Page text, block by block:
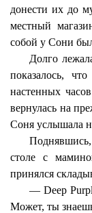
донести их до
местный
собой у Сони
Долго
показалось,
настенных
вернулась на
Соня услышала
столе с
принялся
— Deep
Может, ты